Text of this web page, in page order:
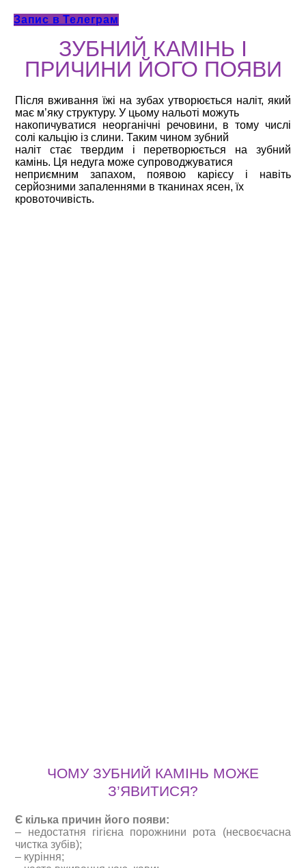
Запис в Телеграм
ЗУБНИЙ КАМІНЬ І
ПРИЧИНИ ЙОГО ПОЯВИ
Після вживання їжі на зубах утворюється наліт, який
має м’яку структуру. У цьому нальоті можуть
накопичуватися неорганічні речовини, в тому числі
солі кальцію із слини. Таким чином зубний
наліт стає твердим і перетворюється на зубний
камінь. Ця недуга може супроводжуватися
неприємним запахом, появою карієсу і навіть
серйозними запаленнями в тканинах ясен, їх
кровоточивість.
ЧОМУ ЗУБНИЙ КАМІНЬ МОЖЕ
З’ЯВИТИСЯ?
Є кілька причин його появи:
– недостатня гігієна порожнини рота (несвоєчасна
чистка зубів);
– куріння;